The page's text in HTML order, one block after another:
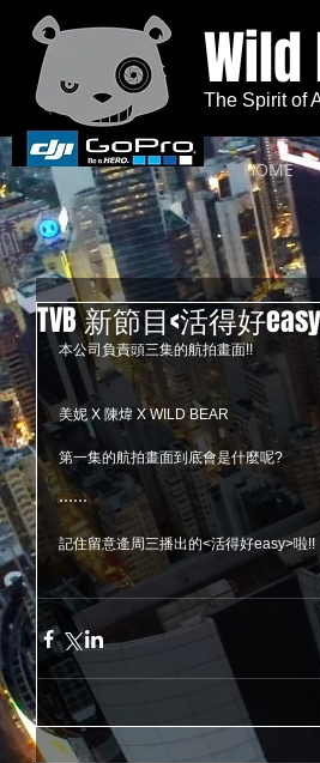
HOME
Wild
The Spirit of
TVB 新節目<活得好
本公司負責頭三集的航拍畫面!!
美妮 X 陳煒 X WILD BEAR
第一集的航拍畫面到底會是什麼呢?
⋯⋯
記住留意逄周三播出的<活得好easy>啦!!